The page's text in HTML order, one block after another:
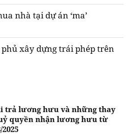
nhà tại dự án ‘ma’
xây dựng trái phép trên
trả lương hưu và những thay
quyền nhận lương hưu từ